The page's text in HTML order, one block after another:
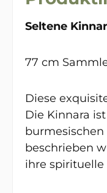
Seltene
77 cm
Diese
Die Kinnara
beschrieben
ihre